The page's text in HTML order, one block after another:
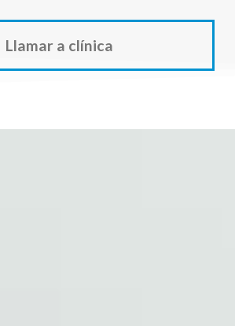
Llamar a clínica